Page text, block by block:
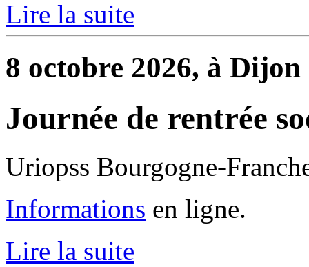
Lire la suite
8 octobre 2026, à Dijon
Journée de rentrée
Uriopss Bourgogne-
Informations en ligne.
Lire la suite